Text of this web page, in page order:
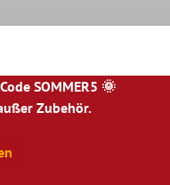
|HU|BG|HR|
SOMMER5 🌞
Zubehör.